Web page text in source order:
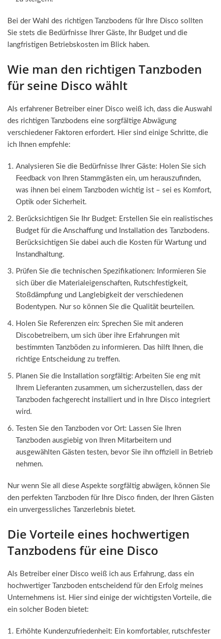
Bei der Wahl des richtigen Tanzbodens für Ihre Disco sollten
Sie stets die Bedürfnisse Ihrer Gäste, Ihr Budget und die
langfristigen Betriebskosten im Blick haben.
Wie man den richtigen Tanzboden
für seine Disco wählt
Als erfahrener Betreiber einer Disco weiß ich, dass die Auswahl
des richtigen Tanzbodens eine sorgfältige Abwägung
verschiedener Faktoren erfordert. Hier sind einige Schritte, die
ich Ihnen empfehle:
Analysieren Sie die Bedürfnisse Ihrer Gäste: Holen Sie sich
Feedback von Ihren Stammgästen ein, um herauszufinden,
was ihnen bei einem Tanzboden wichtig ist – sei es Komfort,
Optik oder Sicherheit.
Berücksichtigen Sie Ihr Budget: Erstellen Sie ein realistisches
Budget für die Anschaffung und Installation des Tanzbodens.
Berücksichtigen Sie dabei auch die Kosten für Wartung und
Instandhaltung.
Prüfen Sie die technischen Spezifikationen: Informieren Sie
sich über die Materialeigenschaften, Rutschfestigkeit,
Stoßdämpfung und Langlebigkeit der verschiedenen
Bodentypen. Nur so können Sie die Qualität beurteilen.
Holen Sie Referenzen ein: Sprechen Sie mit anderen
Discobetreibern, um sich über ihre Erfahrungen mit
bestimmten Tanzböden zu informieren. Das hilft Ihnen, die
richtige Entscheidung zu treffen.
Planen Sie die Installation sorgfältig: Arbeiten Sie eng mit
Ihrem Lieferanten zusammen, um sicherzustellen, dass der
Tanzboden fachgerecht installiert und in Ihre Disco integriert
wird.
Testen Sie den Tanzboden vor Ort: Lassen Sie Ihren
Tanzboden ausgiebig von Ihren Mitarbeitern und
ausgewählten Gästen testen, bevor Sie ihn offiziell in Betrieb
nehmen.
Nur wenn Sie all diese Aspekte sorgfältig abwägen, können Sie
den perfekten Tanzboden für Ihre Disco finden, der Ihren Gästen
ein unvergessliches Tanzerlebnis bietet.
Die Vorteile eines hochwertigen
Tanzbodens für eine Disco
Als Betreiber einer Disco weiß ich aus Erfahrung, dass ein
hochwertiger Tanzboden entscheidend für den Erfolg meines
Unternehmens ist. Hier sind einige der wichtigsten Vorteile, die
ein solcher Boden bietet:
Erhöhte Kundenzufriedenheit: Ein komfortabler, rutschfester